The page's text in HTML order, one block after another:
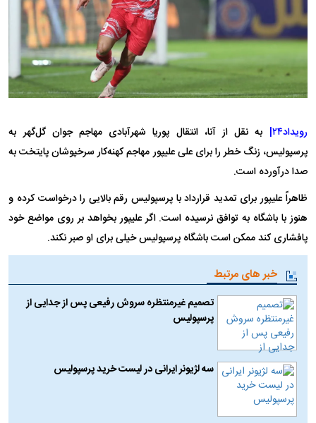
رویداد۲۴|
به نقل از آنا، انتقال پوریا شهرآبادی مهاجم جوان گل‌گهر به
پرسپولیس، زنگ خطر را برای علی علیپور مهاجم کهنه‌کار سرخپوشان پایتخت به
صدا درآورده است.
ظاهراً علیپور برای تمدید قرارداد با پرسپولیس رقم بالایی را درخواست کرده و
هنوز با باشگاه به توافق نرسیده است. اگر علیپور بخواهد بر روی مواضع خود
پافشاری کند ممکن است باشگاه پرسپولیس خیلی برای او صبر نکند.
خبر های مرتبط
تصمیم غیرمنتظره سروش رفیعی پس از جدایی از
پرسپولیس
سه لژیونر ایرانی در لیست خرید پرسپولیس